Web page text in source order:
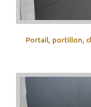
Portail, portillon,